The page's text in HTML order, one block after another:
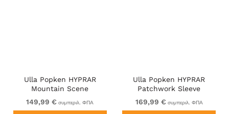
Ulla Popken HYPRAR
Mountain Scene
Performance Puffer
Jacket Black
149,99 € συμπεριλ. ΦΠΑ
Ulla Popken HYPRAR
Patchwork Sleeve
Performance Jacket Black
169,99 € συμπεριλ. ΦΠΑ